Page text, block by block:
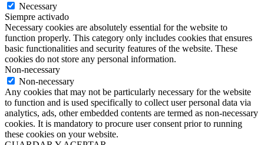
Necessary
Siempre activado
Necessary cookies are absolutely essential for the website to
function properly. This category only includes cookies that ensures
basic functionalities and security features of the website. These
cookies do not store any personal information.
Non-necessary
Non-necessary
Any cookies that may not be particularly necessary for the website
to function and is used specifically to collect user personal data via
analytics, ads, other embedded contents are termed as non-necessary
cookies. It is mandatory to procure user consent prior to running
these cookies on your website.